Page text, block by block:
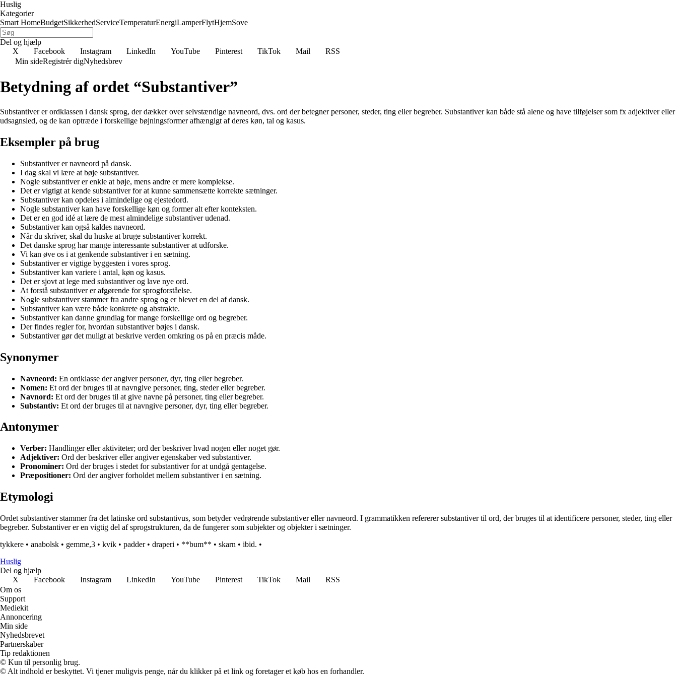
Huslig
Kategorier
Smart HomeBudgetSikkerhedServiceTemperaturEnergiLamperFlytHjemSove
Del og hjælp
X
Facebook Instagram LinkedIn YouTube Pinterest TikTok Mail
RSS
Min sideRegistrér digNyhedsbrev
Betydning af ordet “Substantiver”
Substantiver er ordklassen i dansk sprog, der dækker over selvstændige navneord, dvs. ord der betegner personer, steder, ting eller begreber. Substantiver kan både stå alene og have tilføjelser som fx adjektiver eller
udsagnsled, og de kan optræde i forskellige bøjningsformer afhængigt af deres køn, tal og kasus.
Eksempler på brug
Substantiver er navneord på dansk.
I dag skal vi lære at bøje substantiver.
Nogle substantiver er enkle at bøje, mens andre er mere komplekse.
Det er vigtigt at kende substantiver for at kunne sammensætte korrekte sætninger.
Substantiver kan opdeles i almindelige og ejestedord.
Nogle substantiver kan have forskellige køn og former alt efter konteksten.
Det er en god idé at lære de mest almindelige substantiver udenad.
Substantiver kan også kaldes navneord.
Når du skriver, skal du huske at bruge substantiver korrekt.
Det danske sprog har mange interessante substantiver at udforske.
Vi kan øve os i at genkende substantiver i en sætning.
Substantiver er vigtige byggesten i vores sprog.
Substantiver kan variere i antal, køn og kasus.
Det er sjovt at lege med substantiver og lave nye ord.
At forstå substantiver er afgørende for sprogforståelse.
Nogle substantiver stammer fra andre sprog og er blevet en del af dansk.
Substantiver kan være både konkrete og abstrakte.
Substantiver kan danne grundlag for mange forskellige ord og begreber.
Der findes regler for, hvordan substantiver bøjes i dansk.
Substantiver gør det muligt at beskrive verden omkring os på en præcis måde.
Synonymer
Navneord: En ordklasse der angiver personer, dyr, ting eller begreber.
Nomen: Et ord der bruges til at navngive personer, ting, steder eller begreber.
Navnord: Et ord der bruges til at give navne på personer, ting eller begreber.
Substantiv: Et ord der bruges til at navngive personer, dyr, ting eller begreber.
Antonymer
Verber: Handlinger eller aktiviteter; ord der beskriver hvad nogen eller noget gør.
Adjektiver: Ord der beskriver eller angiver egenskaber ved substantiver.
Pronominer: Ord der bruges i stedet for substantiver for at undgå gentagelse.
Præpositioner: Ord der angiver forholdet mellem substantiver i en sætning.
Etymologi
Ordet substantiver stammer fra det latinske ord substantivus, som betyder vedrørende substantiver eller navneord. I grammatikken refererer substantiver til ord, der bruges til at identificere personer, steder, ting eller
begreber. Substantiver er en vigtig del af sprogstrukturen, da de fungerer som subjekter og objekter i sætninger.
tykkere • anabolsk • gemme,3 • kvik • padder• draperi • **bum** • skarn • ibid. •
Huslig
Del og hjælp
X
Facebook Instagram LinkedIn YouTube Pinterest TikTok Mail
RSS
Om os
Support
Mediekit
Annoncering
Min side
Nyhedsbrevet
Partnerskaber
Tip redaktionen
© Kun til personlig brug.
© Alt indhold er beskyttet. Vi tjener muligvis penge, når du klikker på et link og foretager et køb hos en forhandler.